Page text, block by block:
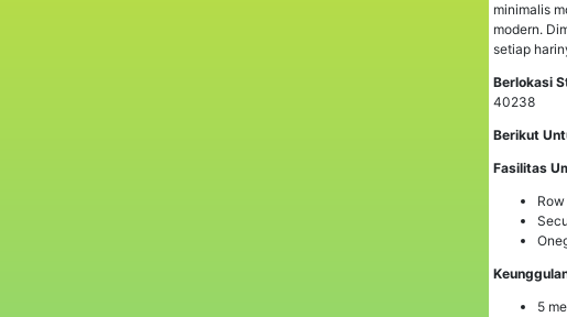
minimalis
modern.
setiap
Berlokasi
40238
Berikut
Fasilitas
5